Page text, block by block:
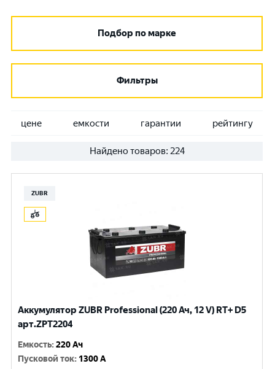
Подбор по марке
Фильтры
цене емкости гарантии рейтингу
Найдено товаров: 224
ZUBR
Аккумулятор ZUBR Professional (220 Ач, 12 V) RT+ D5
арт.ZPT2204
Емкость:220 Ач
Пусковой ток: 1300 A